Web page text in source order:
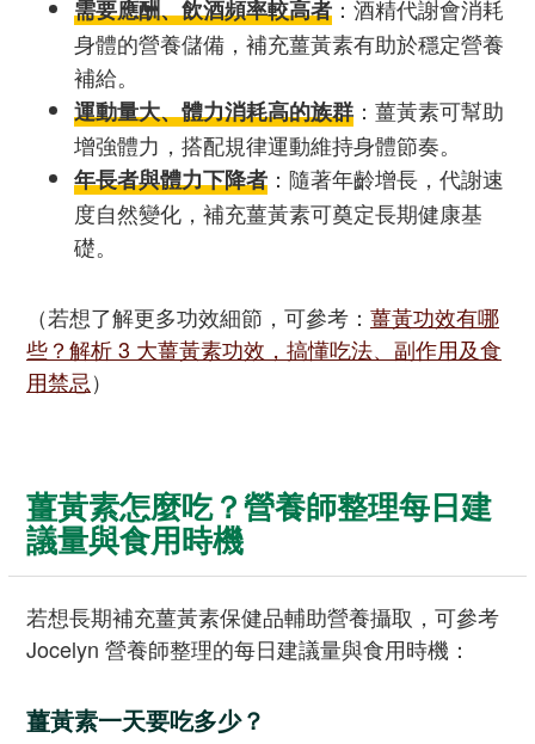
需要應酬、飲酒頻率較高者 ：酒精代謝會消耗
身體的營養儲備，補充薑黃素有助於穩定營養
補給。
運動量大、體力消耗高的族群 ：薑黃素可幫助
增強體力，搭配規律運動維持身體節奏。
年長者與體力下降者 ：隨著年齡增長，代謝速
度自然變化，補充薑黃素可奠定長期健康基
礎。
（若想了解更多功效細節，可參考： 薑黃功效有哪
些？解析 3 大薑黃素功效，搞懂吃法、副作用及食
用禁忌）
薑黃素怎麼吃？營養師整理每日建
議量與食用時機
若想長期補充薑黃素保健品輔助營養攝取，可參考
Jocelyn 營養師整理的每日建議量與食用時機：
薑黃素一天要吃多少？